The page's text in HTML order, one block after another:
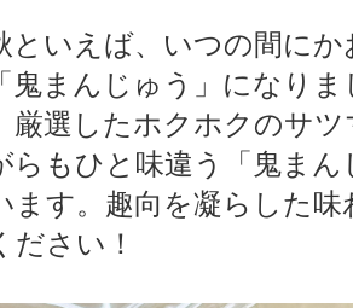
といえば、いつの間に
鬼まんじゅう」になり
厳選したホクホクのサ
らもひと味違う「鬼ま
ます。趣向を凝らした
ださい！